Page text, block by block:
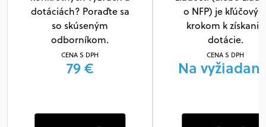
dotáciách? Poraďte sa
so skúseným
odborníkom.
CENA S DPH
79 €
o NFP) je
krokom k získaniu
dotácie.
CENA S DPH
Na